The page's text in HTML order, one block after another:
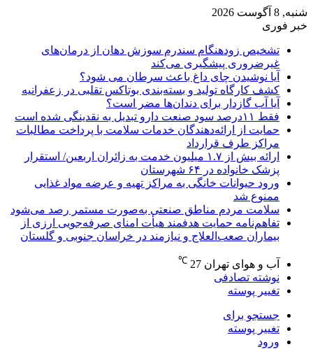
شنبه, 8 آگوست 2026
خبر فوری
تشخیص زودهنگام سندرم سوزش دهان از درمان‌های
غیرضروری پیشگیری می‌کند
آیا نوشیدن چای داغ باعث سرطان می شود؟
کشف کارگاه تولید و بسته‌بندی بوتاکس تقلبی در زعفرانیه
آیا آب گازدار برای دندان‌ها مضر است؟
فقط ۱۱‌درصد سود صنعت دارو تبدیل به نقدینگی شده است
حمایت از ارائه‌دهندگان خدمات سلامت با پرداخت مطالبات
مراکز طرف قرارداد
ارائه بیش از ۱.۷ میلیون خدمت به زائران اربعین/ استقرار
پزشک خانواده در ۶۴ شهرستان
ورود حیوانات خانگی به مراکز تهیه و عرضه مواد غذایی
ممنوع شد
سلامت مردم مناطق صنعتی به‌صورت مستمر رصد می‌شود
تفاهم‌نامه حمایت هدفمند هیأت امنای صرفه‌جویی ارزی از
بیماران صعب‌العلاج و نیازمند در خراسان جنوبی و گلستان
آب و هوای تهران 27
℃
نوشته تصادفی
تغییر پوسته
جستجو برای
تغییر پوسته
ورود